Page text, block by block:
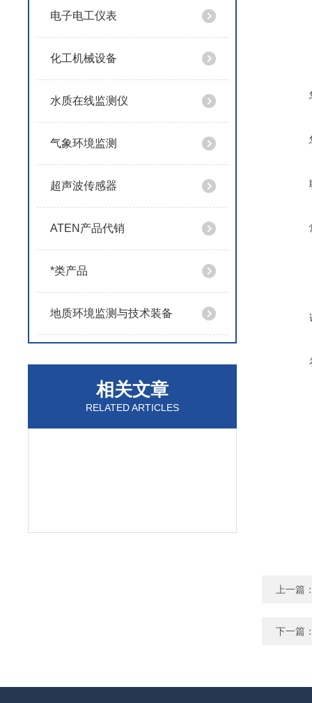
电子电工仪表
化工机械设备
水质在线监测仪
气象环境监测
超声波传感器
ATEN产品代销
*类产品
地质环境监测与技术装备
相关文章
RELATED ARTICLES
上一篇
下一篇